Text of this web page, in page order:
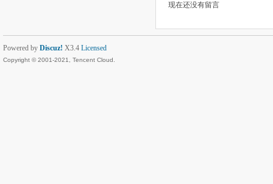
现在还没有留言
Powered by Discuz! X3.4 Licensed
Copyright © 2001-2021, Tencent Cloud.